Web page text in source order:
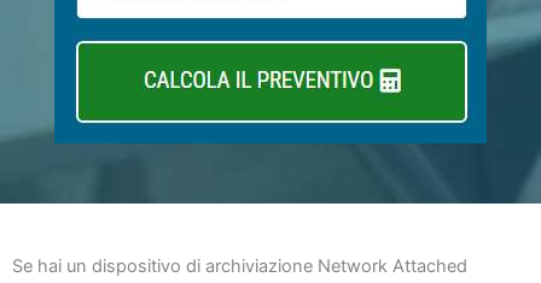
Se hai un dispositivo di archiviazione Network Attached